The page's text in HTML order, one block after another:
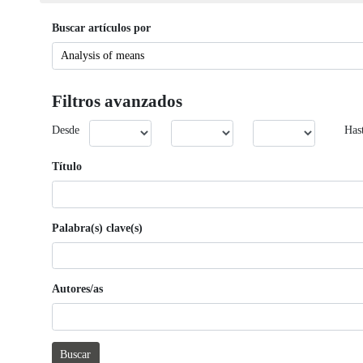
Buscar artículos por
Filtros avanzados
Desde
Título
Palabra(s) clave(s)
Autores/as
Buscar